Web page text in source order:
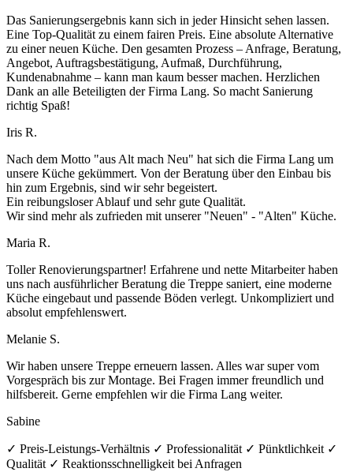
Das Sanierungsergebnis kann sich in jeder Hinsicht sehen lassen.
Eine Top-Qualität zu einem fairen Preis. Eine absolute Alternative
zu einer neuen Küche. Den gesamten Prozess – Anfrage, Beratung,
Angebot, Auftragsbestätigung, Aufmaß, Durchführung,
Kundenabnahme – kann man kaum besser machen. Herzlichen
Dank an alle Beteiligten der Firma Lang. So macht Sanierung
richtig Spaß!
Iris R.
Nach dem Motto "aus Alt mach Neu" hat sich die Firma Lang um
unsere Küche gekümmert. Von der Beratung über den Einbau bis
hin zum Ergebnis, sind wir sehr begeistert.
Ein reibungsloser Ablauf und sehr gute Qualität.
Wir sind mehr als zufrieden mit unserer "Neuen" - "Alten" Küche.
Maria R.
Toller Renovierungspartner! Erfahrene und nette Mitarbeiter haben
uns nach ausführlicher Beratung die Treppe saniert, eine moderne
Küche eingebaut und passende Böden verlegt. Unkompliziert und
absolut empfehlenswert.
Melanie S.
Wir haben unsere Treppe erneuern lassen. Alles war super vom
Vorgespräch bis zur Montage. Bei Fragen immer freundlich und
hilfsbereit. Gerne empfehlen wir die Firma Lang weiter.
Sabine
✓ Preis-Leistungs-Verhältnis ✓ Professionalität ✓ Pünktlichkeit ✓
Qualität ✓ Reaktionsschnelligkeit bei Anfragen